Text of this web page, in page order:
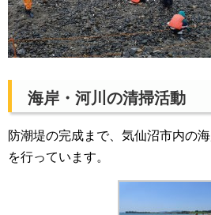
海岸・河川の清掃活動
防潮堤の完成まで、気仙沼市内の
を行っています。